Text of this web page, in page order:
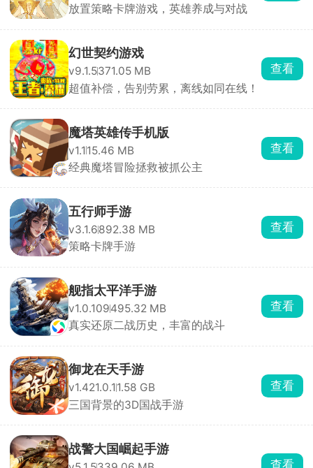
放置策略卡牌游戏，英雄养成与对战
幻世契约游戏
v9.1.5371.05 MB
超值补偿，告别劳累，离线如同在线！
查看
魔塔英雄传手机版
v1.1 15.46 MB
经典魔塔冒险拯救被抓公主
查看
五行师手游
v3.1.6892.38 MB
策略卡牌手游
查看
舰指太平洋手游
v1.0.109495.32 MB
真实还原二战历史，丰富的战斗
查看
御龙在天手游
v1.421.0.1 1.58 GB
三国背景的3D国战手游
查看
战警大国崛起手游
查看